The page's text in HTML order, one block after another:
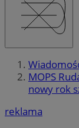
MOPS
nowy rok
reklama